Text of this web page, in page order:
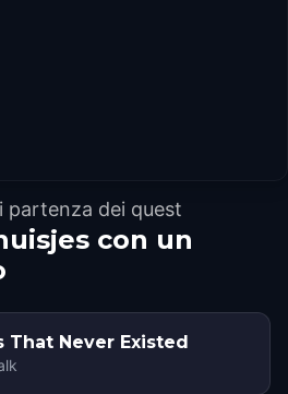
partenza dei quest
con un
That Never Existed